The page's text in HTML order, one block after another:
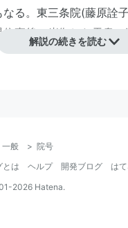
なる。東三条院(藤原詮子
直後に崩御した天皇の
天皇)が初。
にもなるが、時代が下る
になる。
キーワード
解説の続きを読む
一般 > 院号
とは
ヘルプ 開発ブログ
は
2026 Hatena.